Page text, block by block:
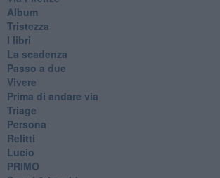
Album
Tristezza
I libri
La scadenza
Passo a due
Vivere
Prima di andare via
Triage
Persona
Relitti
Lucio
PRIMO